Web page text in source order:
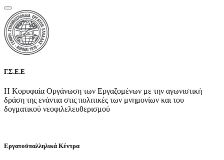
Γ.Σ.Ε.Ε
Η Κορυφαία Οργάνωση των Εργαζομένων με την αγωνιστική
δράση της ενάντια στις πολιτικές των μνημονίων και του
δογματικού νεοφιλελευθερισμού
Εργατοϋπαλληλικά Κέντρα